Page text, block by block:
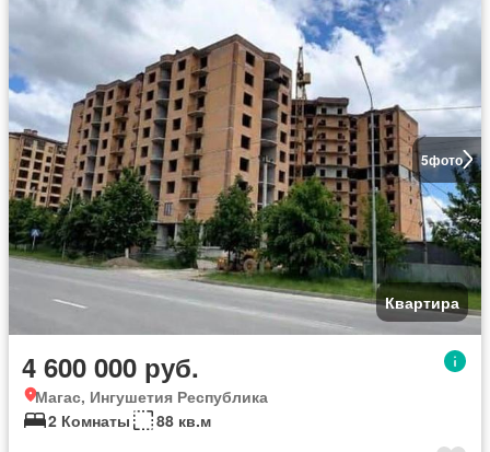
5фото
Квартира
4 600 000 руб.
Магас, Ингушетия Республика
2 Комнаты
88 кв.м